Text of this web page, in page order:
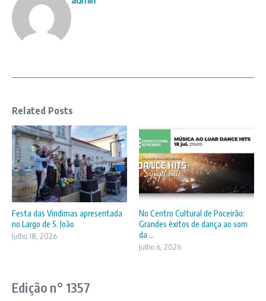
Related Posts
Festa das Vindimas apresentada
no Largo de S. João
Julho 18, 2026
No Centro Cultural de Poceirão:
Grandes êxitos de dança ao som
da ...
Julho 6, 2026
Edição n° 1357